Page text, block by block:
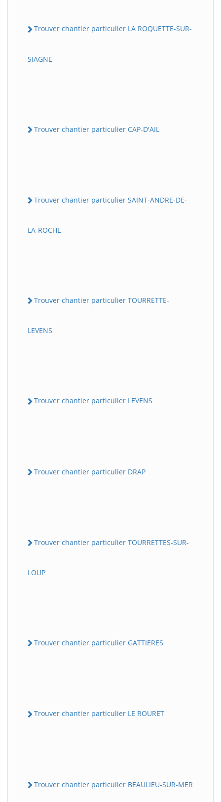
Trouver chantier particulier LA ROQUETTE-SUR-
SIAGNE
Trouver chantier particulier CAP-D'AIL
Trouver chantier particulier SAINT-ANDRE-DE-
LA-ROCHE
Trouver chantier particulier TOURRETTE-
LEVENS
Trouver chantier particulier LEVENS
Trouver chantier particulier DRAP
Trouver chantier particulier TOURRETTES-SUR-
LOUP
Trouver chantier particulier GATTIERES
Trouver chantier particulier LE ROURET
Trouver chantier particulier BEAULIEU-SUR-MER